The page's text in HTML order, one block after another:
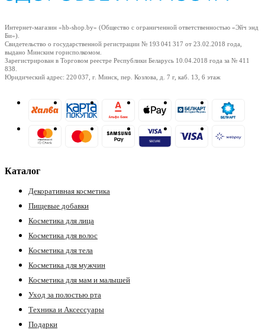
Интернет-магазин «hb-shop.by» (Общество с ограниченной ответственностью «Эйч энд
Би»).
Свидетельство о государственной регистрации № 193 041 317 от 23.02.2018 года,
выдано Минским горисполкомом.
Зарегистрирован в Торговом реестре Республики Беларусь 10.04.2018 года за № 411
838.
Юридический адрес: 220 037, г. Минск, пер. Козлова, д. 7 г, каб. 13, 6 этаж
Каталог
Декоративная косметика
Пищевые добавки
Косметика для лица
Косметика для волос
Косметика для тела
Косметика для мужчин
Косметика для мам и малышей
Уход за полостью рта
Техника и Аксессуары
Подарки